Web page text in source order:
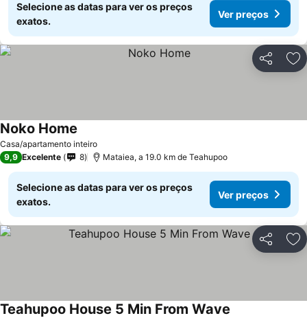
Selecione as datas para ver os preços
exatos.
Ver preços
Partilhar
Casa/apartamento inteiro
Noko Home
9,9 Excelente 8 Mataiea, a 19.0 km de Teahupoo
Selecione as datas para ver os preços
exatos.
Ver preços
Partilhar
Teahupoo House 5 Min From Wave